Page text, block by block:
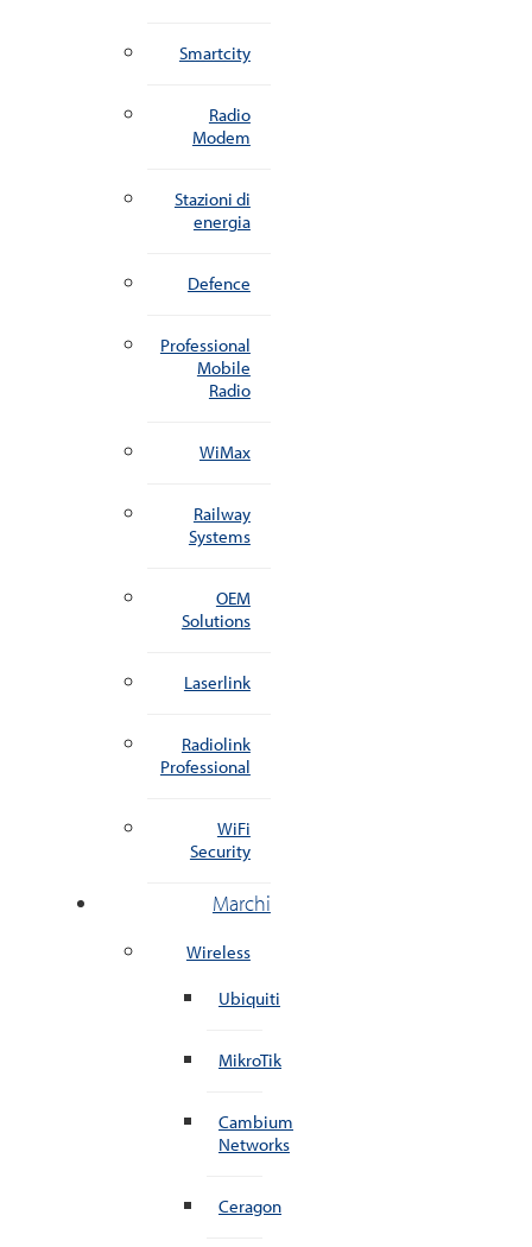
Smartcity
Radio
Modem
Stazioni di
energia
Defence
Professional
Mobile
Radio
WiMax
Railway
Systems
OEM
Solutions
Laserlink
Radiolink
Professional
WiFi
Security
Marchi
Wireless
Ubiquiti
MikroTik
Cambium
Networks
Ceragon